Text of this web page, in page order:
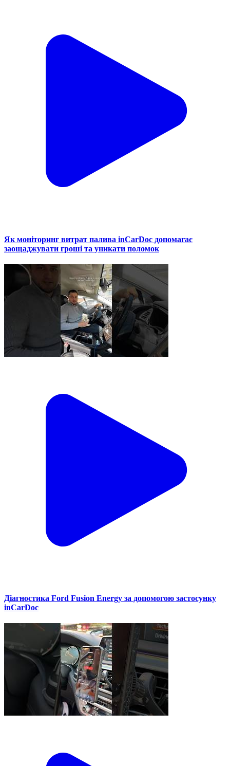
Як моніторинг витрат палива inCarDoc допомагає
заощаджувати гроші та уникати поломок
Діагностика Ford Fusion Energy за допомогою застосунку
inCarDoc